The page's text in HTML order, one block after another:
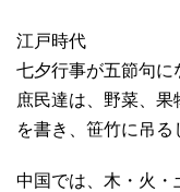
江戸時代
七夕行事が五節句に
庶民達は、野菜、
を書き、笹竹に吊る
中国では、木・火・